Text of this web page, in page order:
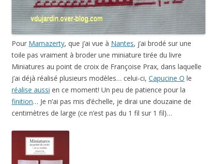
Pour Mamazerty, que j’ai vue à Nantes, j’ai brodé sur une
toile pas vraiment à broder une miniature tirée du livre
Miniatures au point de croix de Françoise Prax, dans laquelle
j’ai déjà réalisé plusieurs modèles… celui-ci, Capucine O le
réalise aussi en ce moment! Un peu de patience pour la
finition… Je n’ai pas mis d’échelle, je dirai une douzaine de
centimètres de large (ce n’est pas du 1 fil sur 1 fil)…